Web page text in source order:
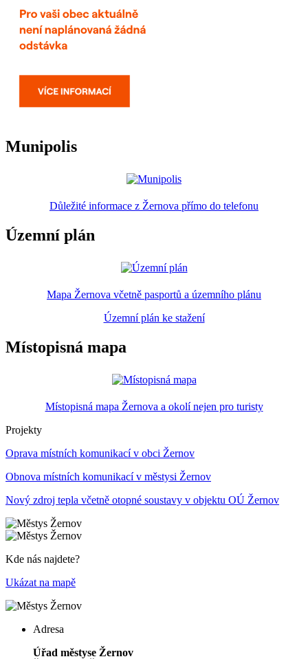
Munipolis
Důležité informace z Žernova přímo do telefonu
Územní plán
Mapa Žernova včetně pasportů a územního plánu
Územní plán ke stažení
Místopisná mapa
Místopisná mapa Žernova a okolí nejen pro turisty
Projekty
Oprava místních komunikací v obci Žernov
Obnova místních komunikací v městysi Žernov
Nový zdroj tepla včetně otopné soustavy v objektu OÚ Žernov
Kde nás najdete?
Ukázat na mapě
Adresa
Úřad městyse Žernov